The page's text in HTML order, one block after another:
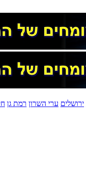
ירושלים ערי השרון רמת גן